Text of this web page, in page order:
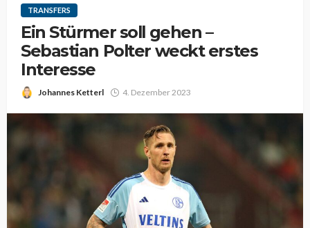
TRANSFERS
Ein Stürmer soll gehen –
Sebastian Polter weckt erstes
Interesse
Johannes Ketterl 4. Dezember 2023